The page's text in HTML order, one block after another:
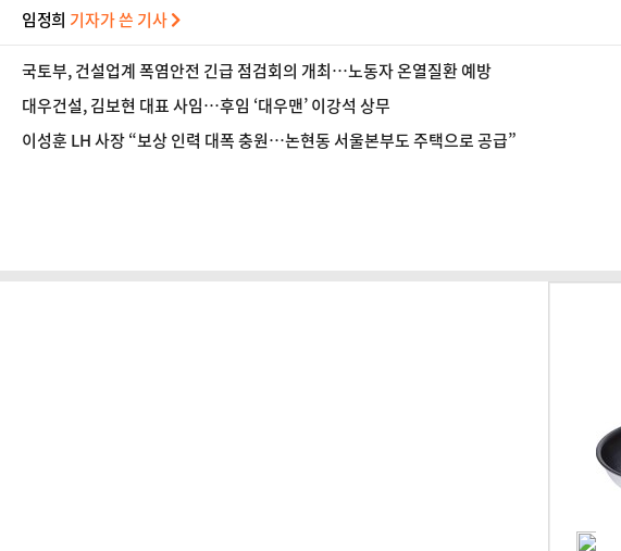
임정희 기자가 쓴 기사
국토부, 건설업계 폭염안전 긴급 점검회의 개최…노동자 온열질환 예방
대우건설, 김보현 대표 사임…후임 ‘대우맨’ 이강석 상무
이성훈 LH 사장 “보상 인력 대폭 충원…논현동 서울본부도 주택으로 공급”